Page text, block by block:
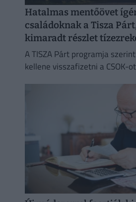
Hatalmas mentőövet
családoknak a Tisza
kimaradt részlet
A TISZA Párt programja
kellene visszafizetni a CSOK-